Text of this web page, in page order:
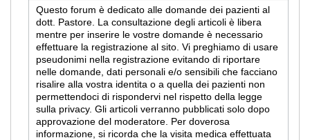
Questo forum è dedicato alle domande dei pazienti al
dott. Pastore. La consultazione degli articoli è libera
mentre per inserire le vostre domande è necessario
effettuare la registrazione al sito. Vi preghiamo di usare
pseudonimi nella registrazione evitando di riportare
nelle domande, dati personali e/o sensibili che facciano
risalire alla vostra identita o a quella dei pazienti non
permettendoci di rispondervi nel rispetto della legge
sulla privacy. Gli articoli verranno pubblicati solo dopo
approvazione del moderatore. Per doverosa
informazione, si ricorda che la visita medica effettuata